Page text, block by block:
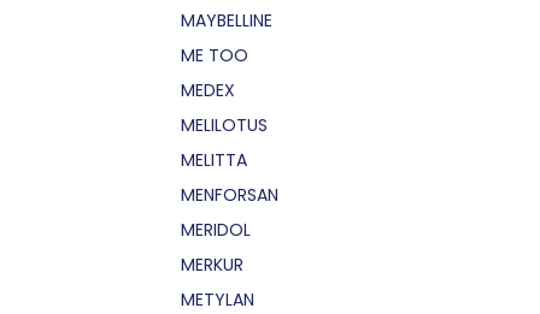
MAYBELLINE
ME TOO
MEDEX
MELILOTUS
MELITTA
MENFORSAN
MERIDOL
MERKUR
METYLAN